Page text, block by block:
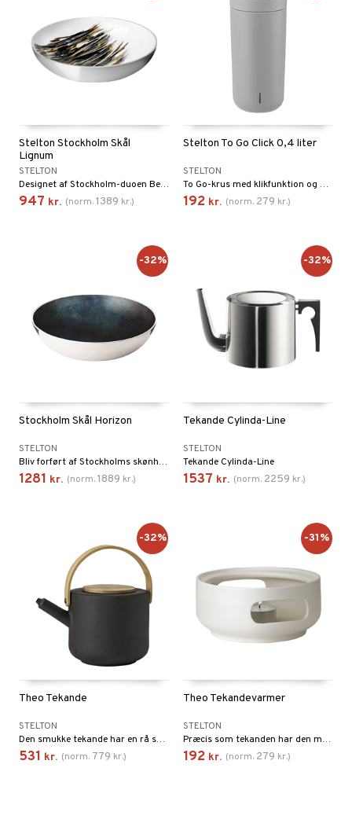
Stelton Stockholm Skål
Lignum
STELTON
Designet af Stockholm-duoen Bernadotte & Kylberg.
947 kr. (norm.1389 kr.)
Stelton To Go Click 0,4 liter
STELTON
To Go-krus med klikfunktion og dobbeltsidet termo.
192 kr. (norm. 279 kr.)
Stockholm Skål Horizon
STELTON
Bliv forført af Stockholms skønhed.
1281 kr. (norm.1889 kr.)
-32%
Tekande Cylinda-Line
STELTON
Tekande Cylinda-Line
1537 kr. (norm. 2259 kr.)
-32%
Theo Tekande
STELTON
Den smukke tekande har en rå sortbrun farve og er fremstillet af klassisk skandinavisk stentøj med støbejern.
531 kr. (norm. 779 kr.)
-32%
Theo Tekandevarmer
STELTON
Præcis som tekanden har den matchende tekandevarmer de modsvarende farver og er fremstillet af klassisk skandinavisk stentøj med en mat overflade.
192 kr. (norm. 279 kr.)
-31%